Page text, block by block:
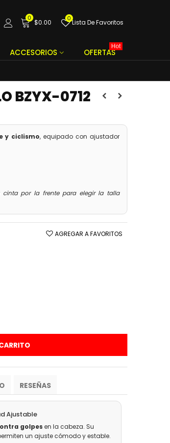
0
$0.00
0
Lista De Favoritos
ACCESORIOS OFERTAS
Hot
BZYX-0712
y ciclismo, equipado con ajustador
por la frente para elegir la talla
AGREGAR A FAVORITOS
RESEÑAS
Ajustable
golpesen la cabeza. Su
un ajuste cómodo y estable.